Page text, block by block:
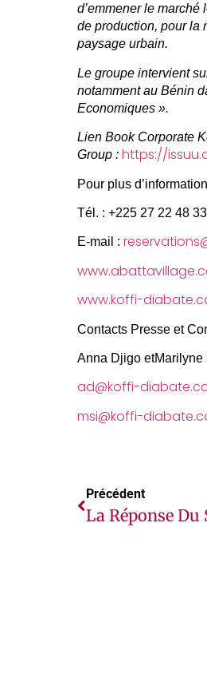
d’emmener le
de production, pour la
paysage urbain.
Le groupe intervient
notamment au Bénin
Economiques ».
Lien Book Corporate
Group : https://
Pour plus
Tél. : +225 27 22 48
E-mail :
www.koffi-
Contacts Presse et
Anna Djigo etMarilyne
ad@koffi-
msi@koffi-
Précédent